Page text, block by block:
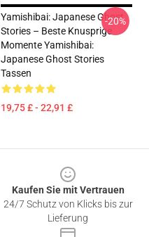
Yamishibai: Japanese Ghost
Stories – Beste Knusprige
Momente Yamishibai:
Japanese Ghost Stories
Tassen
19,75 £ - 22,91 £
-20%
Kaufen Sie mit Vertrauen
24/7 Schutz von Klicks bis zur
Lieferung